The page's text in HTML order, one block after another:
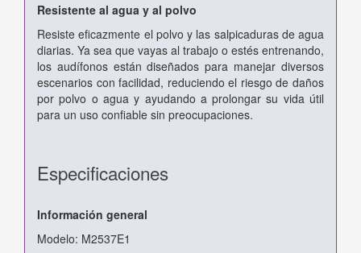
Resistente al agua y al polvo
Resiste eficazmente el polvo y las salpicaduras de agua
diarias. Ya sea que vayas al trabajo o estés entrenando,
los audífonos están diseñados para manejar diversos
escenarios con facilidad, reduciendo el riesgo de daños
por polvo o agua y ayudando a prolongar su vida útil
para un uso confiable sin preocupaciones.
Especificaciones
Información general
Modelo: M2537E1